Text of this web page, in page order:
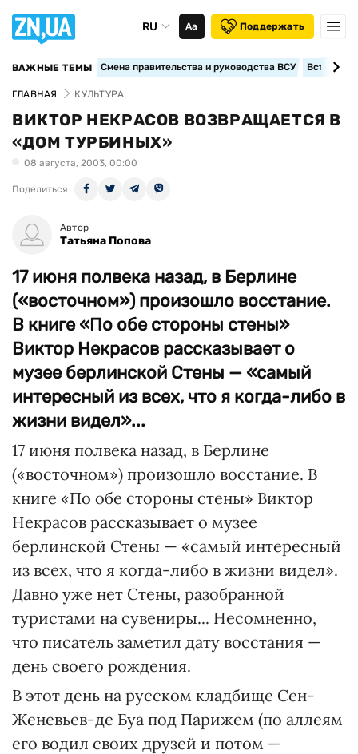
RU Аа Поддержать
ВАЖНЫЕ ТЕМЫ Смена правительства и руководства ВСУ
ГЛАВНАЯ КУЛЬТУРА
ВИКТОР НЕКРАСОВ ВОЗВРАЩАЕТСЯ В
«ДОМ ТУРБИНЫХ»
08 августа, 2003, 00:00
Поделиться
Автор
Татьяна Попова
17 июня полвека назад, в Берлине
(«восточном») произошло восстание.
В книге «По обе стороны стены»
Виктор Некрасов рассказывает о
музее берлинской Стены — «самый
интересный из всех, что я когда-либо в
жизни видел»...
17 июня полвека назад, в Берлине
(«восточном») произошло восстание. В
книге «По обе стороны стены» Виктор
Некрасов рассказывает о музее
берлинской Стены — «самый интересный
из всех, что я когда-либо в жизни видел».
Давно уже нет Стены, разобранной
туристами на сувениры... Несомненно,
что писатель заметил дату восстания —
день своего рождения.
В этот день на русском кладбище Сен-
Женевьев-де Буа под Парижем (по аллеям
его водил своих друзей и потом —